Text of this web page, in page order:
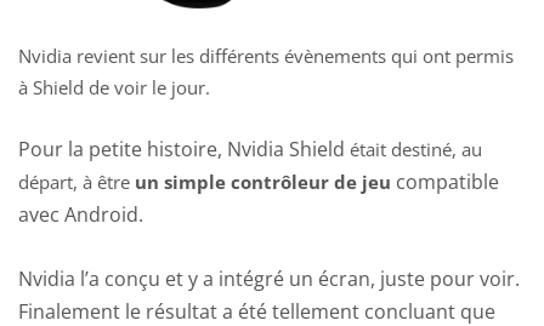
Nvidia revient sur les différents évènements qui ont permis
à Shield de voir le jour.
Pour la petite histoire, Nvidia Shield était destiné, au
départ, à être un simple contrôleur de jeu compatible
avec Android.
Nvidia l’a conçu et y a intégré un écran, juste pour voir.
Finalement le résultat a été tellement concluant que